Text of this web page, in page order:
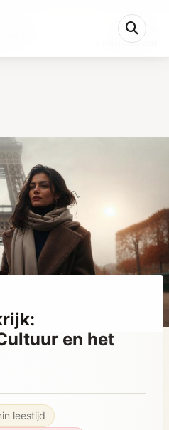
en h...
5 min resterend
en het
leestijd